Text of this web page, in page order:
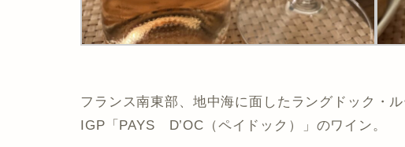
フランス南東部、地中海に面したラングドック・
IGP「PAYS D’OC（ペイドック）」のワイン。